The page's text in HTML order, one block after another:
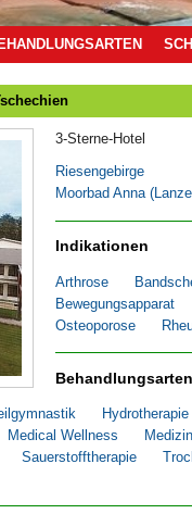
3-Sterne-Hotel
Riesengebirge
Moorbad Anna
Indikationen
Arthrose
Bewegungsapparat
Osteoporose
Behandlungsarten
Hydrotherapie
Medical Wellness
Sauerstofftherapie